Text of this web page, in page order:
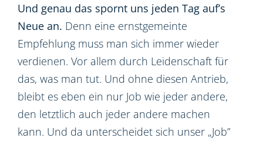
Und genau das spornt uns jeden Tag auf’s
Neue an. Denn eine ernstgemeinte
Empfehlung muss man sich immer wieder
verdienen. Vor allem durch Leidenschaft für
das, was man tut. Und ohne diesen Antrieb,
bleibt es eben ein nur Job wie jeder andere,
den letztlich auch jeder andere machen
kann. Und da unterscheidet sich unser „Job”